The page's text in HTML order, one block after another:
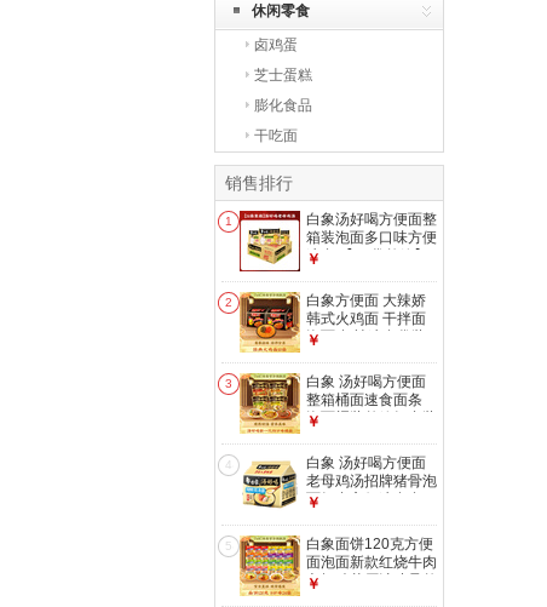
休闲零食
卤鸡蛋
芝士蛋糕
膨化食品
干吃面
销售排行
1
白象汤好喝方便面整
箱装泡面多口味方便
速食 【24袋整箱】
￥
2
白象方便面 大辣娇
韩式火鸡面 干拌面
泡面 超辣速食袋装
火鸡面119g*10袋
￥
3
白象 汤好喝方便面
整箱桶面速食面条
泡面桶装整箱组合装
鸡+招牌猪骨+辣牛
肉+羊肉 共1392g
￥
4
白象 汤好喝方便面
老母鸡汤招牌猪骨泡
面组合方便速食多口
汤111g*5袋
￥
5
白象面饼120克方便
面泡面新款红烧牛肉
老坛酸菜原汁猪骨整
￥